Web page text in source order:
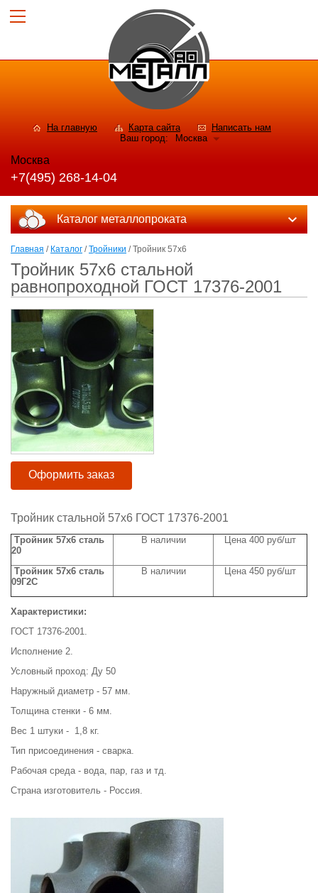
На главную Карта сайта
Написать нам
Ваш город:
Москва
Москва
+7(495) 268-14-04
Каталог металлопроката
Главная / Каталог /Тройники / Тройник 57х6
Тройник 57х6 стальной
равнопроходной ГОСТ 17376-2001
Оформить заказ
Тройник стальной 57х6 ГОСТ 17376-2001
Тройник 57х6 сталь
20
В наличии Цена 400 руб/шт
Тройник 57х6 сталь
09Г2С
В наличии Цена 450 руб/шт
Характеристики:
ГОСТ 17376-2001.
Исполнение 2.
Условный проход: Ду 50
Наружный диаметр - 57 мм.
Толщина стенки - 6 мм.
Вес 1 штуки - 1,8 кг.
Тип присоединения - сварка.
Рабочая среда - вода, пар, газ и тд.
Страна изготовитель - Россия.